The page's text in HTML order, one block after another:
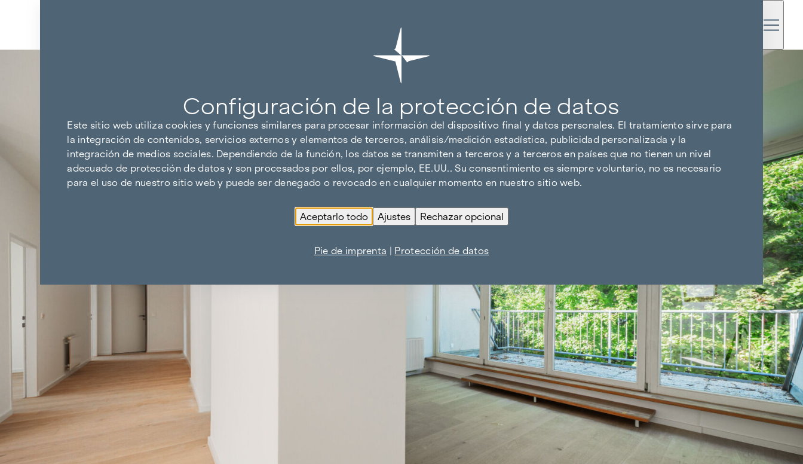
Configuración de la protección de datos
Este sitio web utiliza cookies y funciones similares para procesar información del dispositivo final y datos personales. El tratamiento sirve para
la integración de contenidos, servicios externos y elementos de terceros, análisis/medición estadística, publicidad personalizada y la
integración de medios sociales. Dependiendo de la función, los datos se transmiten a terceros y a terceros en países que no tienen un nivel
adecuado de protección de datos y son procesados por ellos, por ejemplo, EE.UU.. Su consentimiento es siempre voluntario, no es necesario
para el uso de nuestro sitio web y puede ser denegado o revocado en cualquier momento en nuestro sitio web.
Aceptarlo todo Ajustes Rechazar opcional
Pie de imprenta | Protección de datos